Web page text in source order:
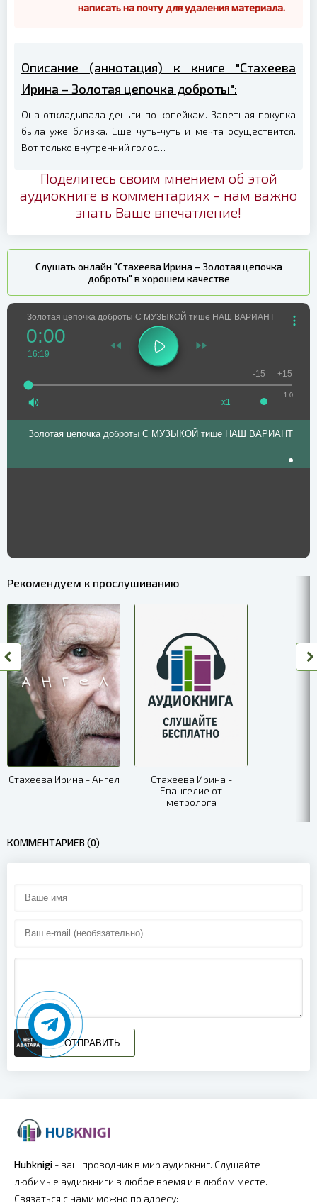
написать на почту для удаления материала.
Описание (аннотация) к книге "Стахеева
Ирина – Золотая цепочка доброты":
Она откладывала деньги по копейкам. Заветная покупка
была уже близка. Ещё чуть-чуть и мечта осуществится.
Вот только внутренний голос…
Поделитесь своим мнением об этой
аудиокниге в комментариях - нам важно
знать Ваше впечатление!
Слушать онлайн "Стахеева Ирина – Золотая цепочка
доброты" в хорошем качестве
Золотая цепочка доброты С МУЗЫКОЙ тише НАШ ВАРИАНТ
0:00
16:19
1.0
x1
-15 +15
Золотая цепочка доброты С МУЗЫКОЙ тише НАШ ВАРИАНТ
Рекомендуем к прослушиванию
Стахеева Ирина - Ангел
Стахеева Ирина -
Евангелие от
метролога
КОММЕНТАРИЕВ (0)
ОТПРАВИТЬ
Hubknigi - ваш проводник в мир аудиокниг. Слушайте
любимые аудиокниги в любое время и в любом месте.
Связаться с нами можно по адресу: